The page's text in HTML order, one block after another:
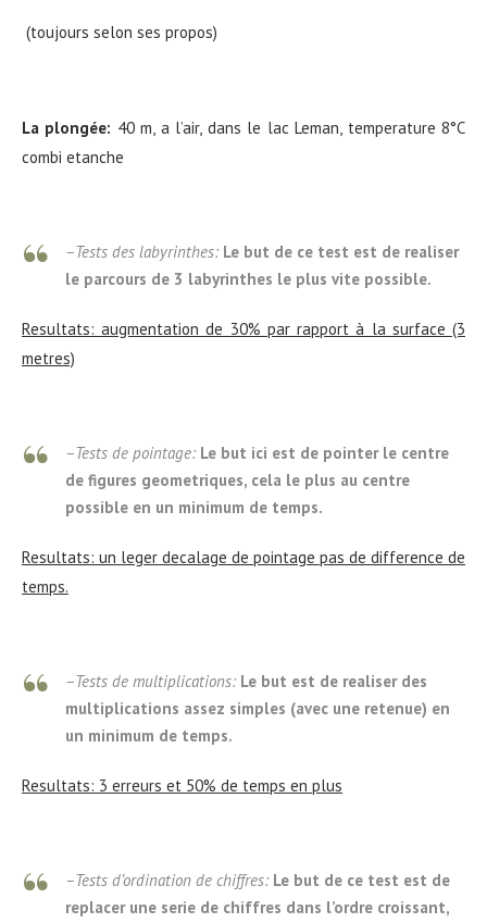
(toujours selon ses propos)
La plongée: 40 m, a l’air, dans le lac Leman, temperature 8°C
combi etanche
–Tests des labyrinthes: Le but de ce test est de realiser
le parcours de 3 labyrinthes le plus vite possible.
Resultats: augmentation de 30% par rapport à la surface (3
metres)
–Tests de pointage: Le but ici est de pointer le centre
de figures geometriques, cela le plus au centre
possible en un minimum de temps.
Resultats: un leger decalage de pointage pas de difference de
temps.
–Tests de multiplications: Le but est de realiser des
multiplications assez simples (avec une retenue) en
un minimum de temps.
Resultats: 3 erreurs et 50% de temps en plus
–Tests d’ordination de chiffres: Le but de ce test est de
replacer une serie de chiffres dans l’ordre croissant,